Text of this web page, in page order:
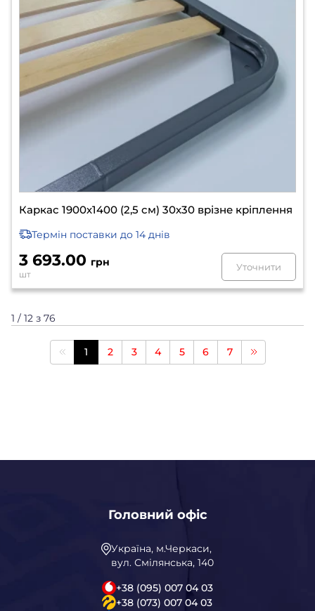
Каркас 1900х1400 (2,5 см) 30х30 врізне кріплення
Термін поставки до 14 днів
3 693.00 грн
шт
Уточнити
1 / 12 з 76
1 2 3 4 5 6 7
Головний офіс
Україна, м.Черкаси,
вул. Смілянська, 140
+38 (095) 007 04 03
+38 (073) 007 04 03